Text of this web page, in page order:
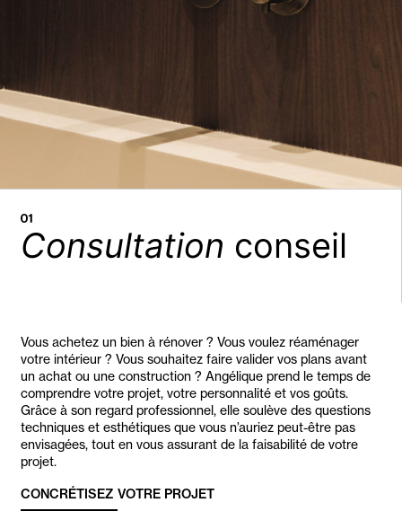
Consultation conseil
Vous achetez un bien à rénover ? Vous voulez réaménager
votre intérieur ? Vous souhaitez faire valider vos plans avant
un achat ou une construction ? Angélique prend le temps de
comprendre votre projet, votre personnalité et vos goûts.
Grâce à son regard professionnel, elle soulève des questions
techniques et esthétiques que vous n’auriez peut-être pas
envisagées, tout en vous assurant de la faisabilité de votre
projet.
CONCRÉTISEZ VOTRE PROJET